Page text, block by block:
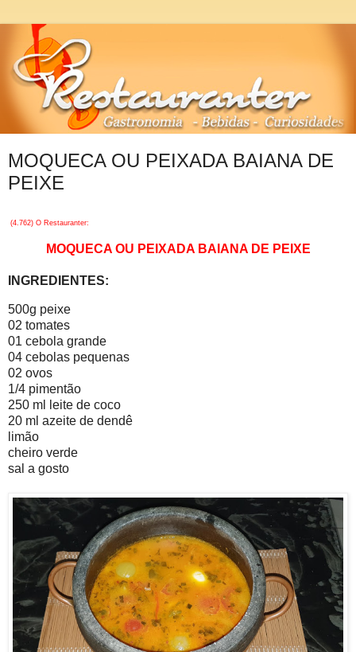
MOQUECA OU PEIXADA BAIANA DE
PEIXE
(4.762) O Restauranter:
MOQUECA OU PEIXADA BAIANA DE PEIXE
INGREDIENTES:
500g peixe
02 tomates
01 cebola grande
04 cebolas pequenas
02 ovos
1/4 pimentão
250 ml leite de coco
20 ml azeite de dendê
limão
cheiro verde
sal a gosto